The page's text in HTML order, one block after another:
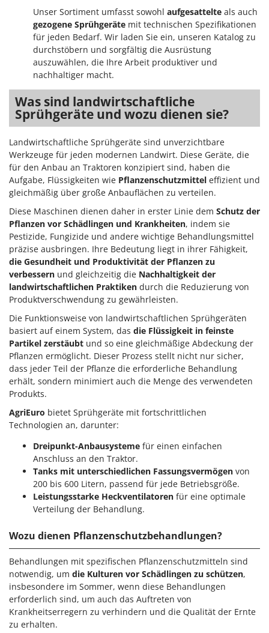
Unser Sortiment umfasst sowohl aufgesattelte als auch
gezogene Sprühgeräte mit technischen Spezifikationen
für jeden Bedarf. Wir laden Sie ein, unseren Katalog zu
durchstöbern und sorgfältig die Ausrüstung
auszuwählen, die Ihre Arbeit produktiver und
nachhaltiger macht.
Was sind landwirtschaftliche
Sprühgeräte und wozu dienen sie?
Landwirtschaftliche Sprühgeräte sind unverzichtbare
Werkzeuge für jeden modernen Landwirt. Diese Geräte, die
für den Anbau an Traktoren konzipiert sind, haben die
Aufgabe, Flüssigkeiten wie Pflanzenschutzmittel effizient und
gleichmäßig über große Anbauflächen zu verteilen.
Diese Maschinen dienen daher in erster Linie dem Schutz der
Pflanzen vor Schädlingen und Krankheiten, indem sie
Pestizide, Fungizide und andere wichtige Behandlungsmittel
präzise ausbringen. Ihre Bedeutung liegt in ihrer Fähigkeit,
die Gesundheit und Produktivität der Pflanzen zu
verbessern und gleichzeitig die Nachhaltigkeit der
landwirtschaftlichen Praktiken durch die Reduzierung von
Produktverschwendung zu gewährleisten.
Die Funktionsweise von landwirtschaftlichen Sprühgeräten
basiert auf einem System, das die Flüssigkeit in feinste
Partikel zerstäubt und so eine gleichmäßige Abdeckung der
Pflanzen ermöglicht. Dieser Prozess stellt nicht nur sicher,
dass jeder Teil der Pflanze die erforderliche Behandlung
erhält, sondern minimiert auch die Menge des verwendeten
Produkts.
AgriEuro bietet Sprühgeräte mit fortschrittlichen
Technologien an, darunter:
Dreipunkt-Anbausysteme für einen einfachen
Anschluss an den Traktor.
Tanks mit unterschiedlichen Fassungsvermögen von
200 bis 600 Litern, passend für jede Betriebsgröße.
Leistungsstarke Heckventilatoren für eine optimale
Verteilung der Behandlung.
Wozu dienen Pflanzenschutzbehandlungen?
Behandlungen mit spezifischen Pflanzenschutzmitteln sind
notwendig, um die Kulturen vor Schädlingen zu schützen,
insbesondere im Sommer, wenn diese Behandlungen
erforderlich sind, um auch das Auftreten von
Krankheitserregern zu verhindern und die Qualität der Ernte
zu erhalten.